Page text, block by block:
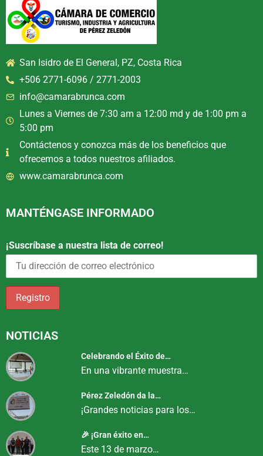
San Isidro de El General, PZ, Costa Rica
+506 2771-6096 / 2771-2003
info@camarabrunca.com
Lunes a Viernes de 7:30 am a 12:00 md y de 1:00 pm a
5:00 pm
Contáctenos y conozca más de los beneficios que
ofrecemos a todos nuestros afiliados.
www.camarabrunca.com
MANTÉNGASE INFORMADO
¡Suscríbase a nuestra lista de correo!
NOTICIAS
Celebrando el Éxito de…
En una vibrante muestra…
Pérez Zeledón da la…
¡Grandes noticias para los…
🎉 ¡Gran éxito en…
Este 13 de marzo…